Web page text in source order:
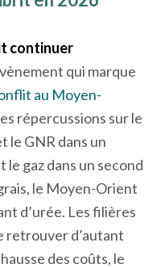
continuer
qui marque
au Moyen-
répercussions sur le
le GNR dans un
gaz dans un second
le Moyen-Orient
d’urée. Les filières
retrouver d’autant
des coûts, le